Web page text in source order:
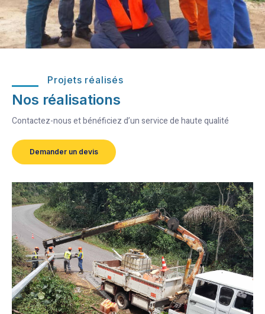
Projets réalisés
Nos réalisations
Contactez-nous et bénéficiez d’un service de haute qualité
Demander un devis